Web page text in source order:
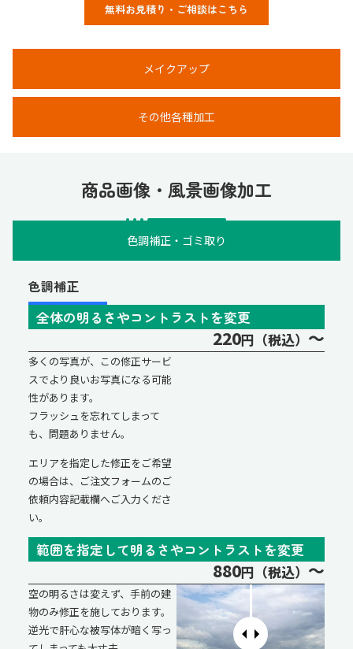
メイクアップ
その他各種加工
無料お見積り・ご相談はこちら
商品画像・風景画像加工
色調補正・ゴミ取り
色調補正
全体の明るさやコントラストを変更
220円（税込） ～
多くの写真が、この修正サービ
スでより良いお写真になる可能
性があります。
フラッシュを忘れてしまって
も、問題ありません。
エリアを指定した修正をご希望
の場合は、ご注文フォームのご
依頼内容記載欄へご入力くださ
い。
範囲を指定して明るさやコントラストを変更
880円（税込） ～
空の明るさは変えず、手前の建
物のみ修正を施しております。
逆光で肝心な被写体が暗く写っ